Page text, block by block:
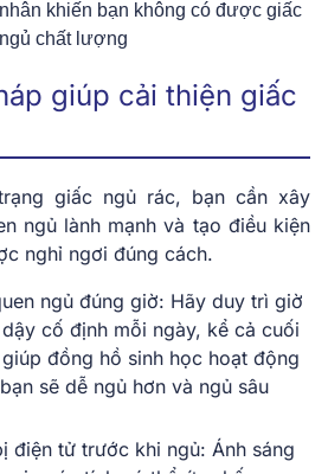
khiến bạn không có được giấc
ngủ chất lượng
giúp cải thiện giấc
giấc ngủ rác, bạn cần xây
ngủ lành mạnh và tạo điều kiện
nghỉ ngơi đúng cách.
ngủ đúng giờ: Hãy duy trì giờ
cố định mỗi ngày, kể cả cuối
đồng hồ sinh học hoạt động
sẽ dễ ngủ hơn và ngủ sâu
điện tử trước khi ngủ: Ánh sáng